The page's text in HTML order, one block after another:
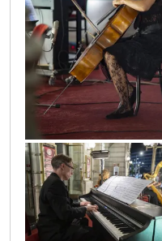
sif_1142
sif_1213